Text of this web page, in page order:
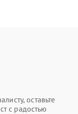
оставьте
с радостью